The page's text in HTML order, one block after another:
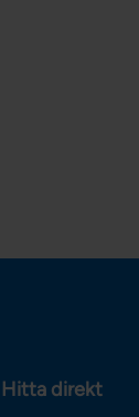
Hitta direkt